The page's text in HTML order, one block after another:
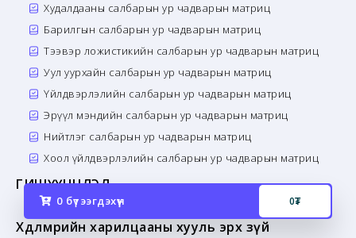
Худалдааны салбарын ур чадварын матриц
Барилгын салбарын ур чадварын матриц
Тээвэр ложистикийн салбарын ур чадварын матриц
Уул уурхайн салбарын ур чадварын матриц
Үйлдвэрлэлийн салбарын ур чадварын матриц
Эрүүл мэндийн салбарын ур чадварын матриц
Нийтлэг салбарын ур чадварын матриц
Хоол үйлдвэрлэлийн салбарын ур чадварын матриц
ГИШҮҮНЧЛЭЛ
Хөдөлмөрийн харилцааны хууль эрх зүй
0 бүтээгдэхүүн 0₮